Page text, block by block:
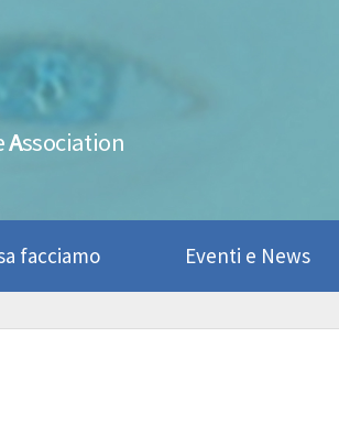
Association
facciamo Eventi e News